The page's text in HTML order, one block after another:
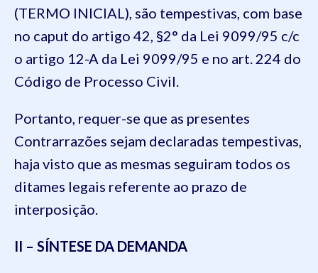
(TERMO INICIAL), são tempestivas, com base
no caput do artigo 42, §2° da Lei 9099/95 c/c
o artigo 12-A da Lei 9099/95 e no art. 224 do
Código de Processo Civil.
Portanto, requer-se que as presentes
Contrarrazões sejam declaradas tempestivas,
haja visto que as mesmas seguiram todos os
ditames legais referente ao prazo de
interposição.
II – SÍNTESE DA DEMANDA